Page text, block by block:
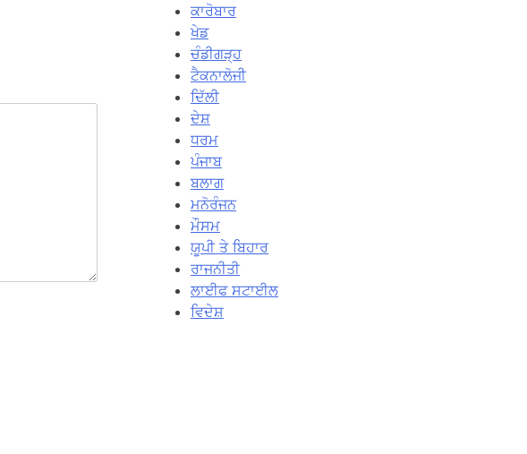
ਕਾਰੋਬਾਰ
ਖੇਡ
ਚੰਡੀਗੜ੍ਹ
ਟੈਕਨਾਲੋਜੀ
ਦਿੱਲੀ
ਦੇਸ਼
ਧਰਮ
ਪੰਜਾਬ
ਬਲਾਗ
ਮਨੋਰੰਜਨ
ਮੌਸਮ
ਯੂਪੀ ਤੇ ਬਿਹਾਰ
ਰਾਜਨੀਤੀ
ਲਾਈਫ ਸਟਾਈਲ
ਵਿਦੇਸ਼